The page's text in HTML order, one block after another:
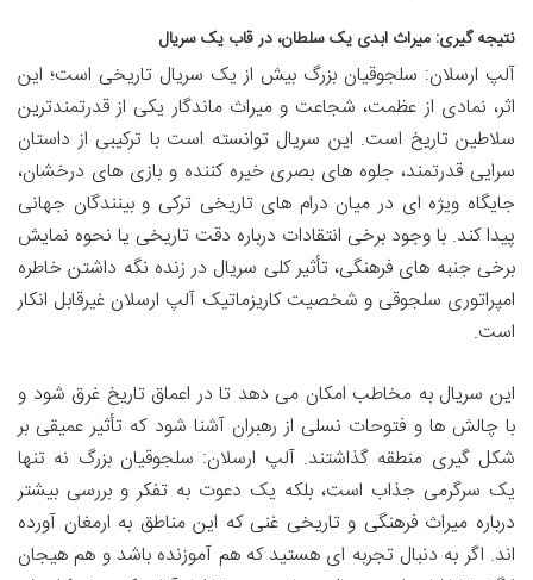
نتیجه گیری: میراث ابدی یک سلطان، در قاب یک سریال
آلپ ارسلان: سلجوقیان بزرگ بیش از یک سریال تاریخی است؛ این
اثر، نمادی از عظمت، شجاعت و میراث ماندگار یکی از قدرتمندترین
سلاطین تاریخ است. این سریال توانسته است با ترکیبی از داستان
سرایی قدرتمند، جلوه های بصری خیره کننده و بازی های درخشان،
جایگاه ویژه ای در میان درام های تاریخی ترکی و بینندگان جهانی
پیدا کند. با وجود برخی انتقادات درباره دقت تاریخی یا نحوه نمایش
برخی جنبه های فرهنگی، تأثیر کلی سریال در زنده نگه داشتن خاطره
امپراتوری سلجوقی و شخصیت کاریزماتیک آلپ ارسلان غیرقابل انکار
است.
این سریال به مخاطب امکان می دهد تا در اعماق تاریخ غرق شود و
با چالش ها و فتوحات نسلی از رهبران آشنا شود که تأثیر عمیقی بر
شکل گیری منطقه گذاشتند. آلپ ارسلان: سلجوقیان بزرگ نه تنها
یک سرگرمی جذاب است، بلکه یک دعوت به تفکر و بررسی بیشتر
درباره میراث فرهنگی و تاریخی غنی که این مناطق به ارمغان آورده
اند. اگر به دنبال تجربه ای هستید که هم آموزنده باشد و هم هیجان